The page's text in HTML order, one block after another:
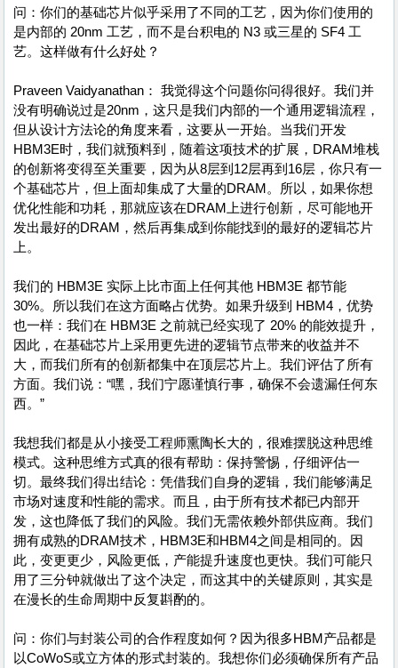
问：你们的基础芯片似乎采用了不同的工艺，因为你们使用的
是内部的 20nm 工艺，而不是台积电的 N3 或三星的 SF4 工
艺。这样做有什么好处？
Praveen Vaidyanathan： 我觉得这个问题你问得很好。我们并
没有明确说过是20nm，这只是我们内部的一个通用逻辑流程，
但从设计方法论的角度来看，这要从一开始。当我们开发
HBM3E时，我们就预料到，随着这项技术的扩展，DRAM堆栈
的创新将变得至关重要，因为从8层到12层再到16层，你只有一
个基础芯片，但上面却集成了大量的DRAM。所以，如果你想
优化性能和功耗，那就应该在DRAM上进行创新，尽可能地开
发出最好的DRAM，然后再集成到你能找到的最好的逻辑芯片
上。
我们的 HBM3E 实际上比市面上任何其他 HBM3E 都节能
30%。所以我们在这方面略占优势。如果升级到 HBM4，优势
也一样：我们在 HBM3E 之前就已经实现了 20% 的能效提升，
因此，在基础芯片上采用更先进的逻辑节点带来的收益并不
大，而我们所有的创新都集中在顶层芯片上。我们评估了所有
方面。我们说：“嘿，我们宁愿谨慎行事，确保不会遗漏任何东
西。”
我想我们都是从小接受工程师熏陶长大的，很难摆脱这种思维
模式。这种思维方式真的很有帮助：保持警惕，仔细评估一
切。最终我们得出结论：凭借我们自身的逻辑，我们能够满足
市场对速度和性能的需求。而且，由于所有技术都已内部开
发，这也降低了我们的风险。我们无需依赖外部供应商。我们
拥有成熟的DRAM技术，HBM3E和HBM4之间是相同的。因
此，变更更少，风险更低，产能提升速度也更快。我们可能只
用了三分钟就做出了这个决定，而这其中的关键原则，其实是
在漫长的生命周期中反复斟酌的。
问：你们与封装公司的合作程度如何？因为很多HBM产品都是
以CoWoS或立方体的形式封装的。我想你们必须确保所有产品